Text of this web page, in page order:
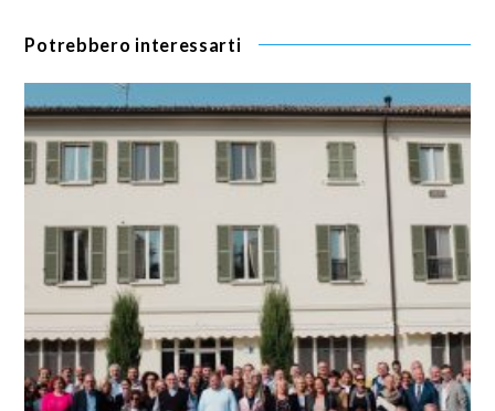
Potrebbero interessarti